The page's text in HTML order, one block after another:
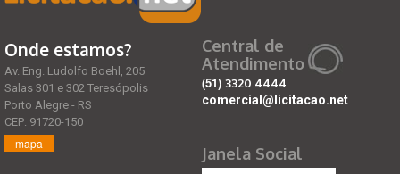
Onde estamos?
Av. Eng. Ludolfo Boehl, 205
Salas 301 e 302 Teresópolis
Porto Alegre - RS
CEP: 91720-150
mapa
Central de
Atendimento
(51) 3320 4444
comercial@licitacao.net
Janela Social